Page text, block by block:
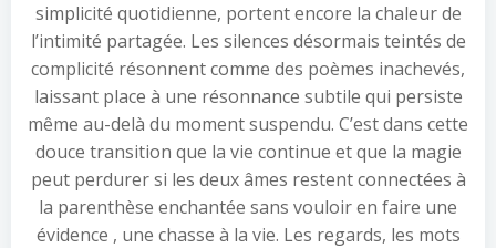
simplicité quotidienne, portent encore la chaleur de
l’intimité partagée. Les silences désormais teintés de
complicité résonnent comme des poèmes inachevés,
laissant place à une résonnance subtile qui persiste
même au-delà du moment suspendu. C’est dans cette
douce transition que la vie continue et que la magie
peut perdurer si les deux âmes restent connectées à
la parenthèse enchantée sans vouloir en faire une
évidence , une chasse à la vie. Les regards, les mots